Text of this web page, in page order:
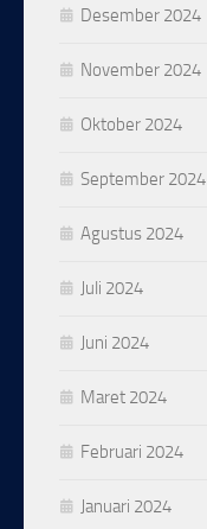
Desember 2024
November 2024
Oktober 2024
September 2024
Agustus 2024
Juli 2024
Juni 2024
Maret 2024
Februari 2024
Januari 2024